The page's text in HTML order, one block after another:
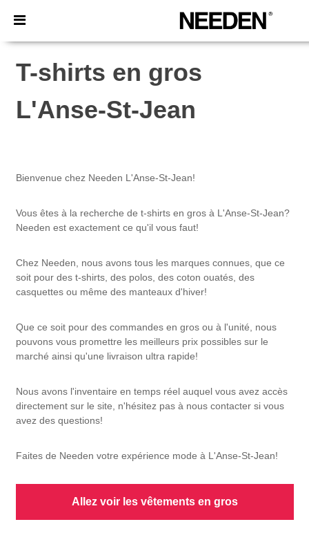
×
T-shirts en gros
L'Anse-St-Jean
Bienvenue chez Needen L'Anse-St-Jean!
Vous êtes à la recherche de t-shirts en gros à L'Anse-St-Jean?
Needen est exactement ce qu'il vous faut!
Chez Needen, nous avons tous les marques connues, que ce
soit pour des t-shirts, des polos, des coton ouatés, des
casquettes ou même des manteaux d'hiver!
Que ce soit pour des commandes en gros ou à l'unité, nous
pouvons vous promettre les meilleurs prix possibles sur le
marché ainsi qu'une livraison ultra rapide!
Nous avons l'inventaire en temps réel auquel vous avez accès
directement sur le site, n'hésitez pas à nous contacter si vous
avez des questions!
Faites de Needen votre expérience mode à L'Anse-St-Jean!
Allez voir les vêtements en gros